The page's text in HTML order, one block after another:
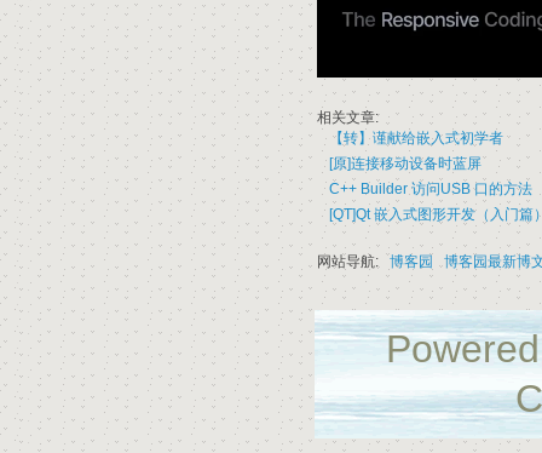
相关文章:
【转】谨献给嵌入式初学者
[原]连接移动设备时蓝屏
C++ Builder 访问USB 口的方法
[QT]Qt 嵌入式图形开发（入门篇
网站导航: 博客园 博客园最新博